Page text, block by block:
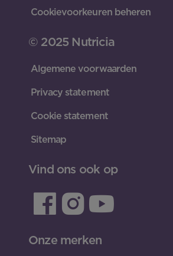
Cookievoorkeuren beheren
© 2025 Nutricia
Algemene voorwaarden
Privacy statement
Cookie statement
Sitemap
Vind ons ook op
Onze merken